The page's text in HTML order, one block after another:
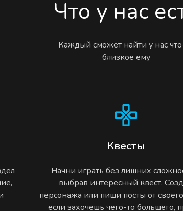
Что у нас
Каждый сможет найти у нас
близкое ему
Квесты
Начни играть без лишних
выбрав интересный квест.
персонажа или пиши посты от
если захочешь чего-то большего,